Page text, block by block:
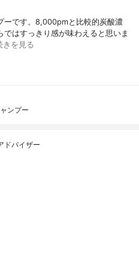
ーです。8,000pmと比較的炭酸濃
はすっきり感が味わえると思いま
きを見る
ンプー
ドバイザー